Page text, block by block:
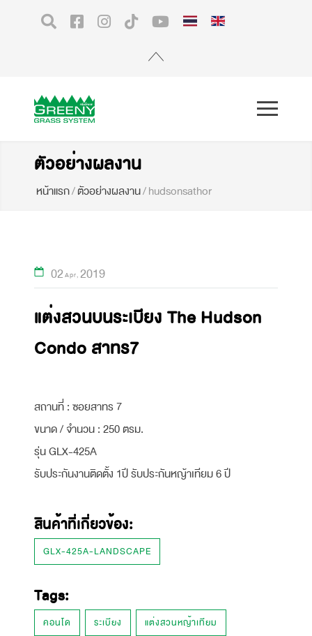
ตัวอย่างผลงาน
หน้าแรก/ตัวอย่างผลงาน/hudsonsathor
02 Apr 2019
แต่งสวนบนระเบียง The Hudson
Condo สาทร7
สถานที่ : ซอยสาทร 7
ขนาด / จำนวน : 250 ตรม.
รุ่น GLX-425A
รับประกันงานติดตั้ง 1ปี รับประกันหญ้าเทียม 6 ปี
สินค้าที่เกี่ยวข้อง:
GLX-425A-LANDSCAPE
Tags:
คอนโด ระเบียง แต่งสวนหญ้าเทียม